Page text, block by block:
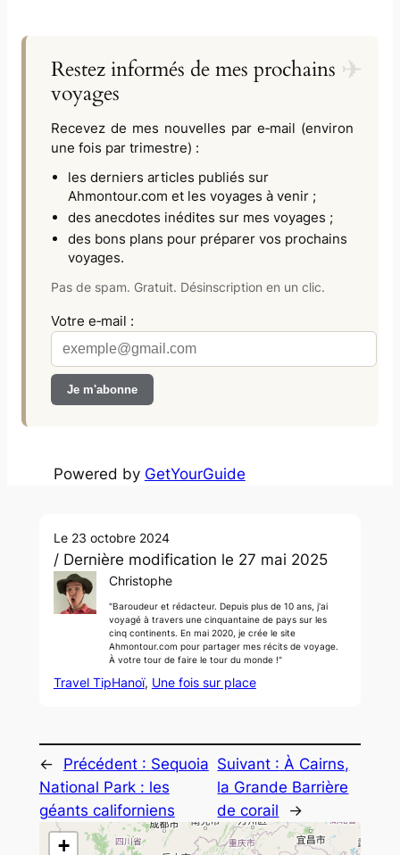
Restez informés de mes prochains
voyages
Recevez de mes nouvelles par e‑mail (environ
une fois par trimestre) :
les derniers articles publiés sur
Ahmontour.com et les voyages à venir ;
des anecdotes inédites sur mes voyages ;
des bons plans pour préparer vos prochains
voyages.
Pas de spam. Gratuit. Désinscription en un clic.
Votre e‑mail :
Powered by GetYourGuide
Le 23 octobre 2024
/ Dernière modification le 27 mai 2025
Christophe
"Baroudeur et rédacteur. Depuis plus de 10 ans, j'ai
voyagé à travers une cinquantaine de pays sur les
cinq continents. En mai 2020, je crée le site
Ahmontour.com pour partager mes récits de voyage.
À votre tour de faire le tour du monde !"
Travel TipHanoï, Une fois sur place
← Précédent : Sequoia
National Park : les
géants californiens
Suivant : À Cairns,
la Grande Barrière
de corail
→
+